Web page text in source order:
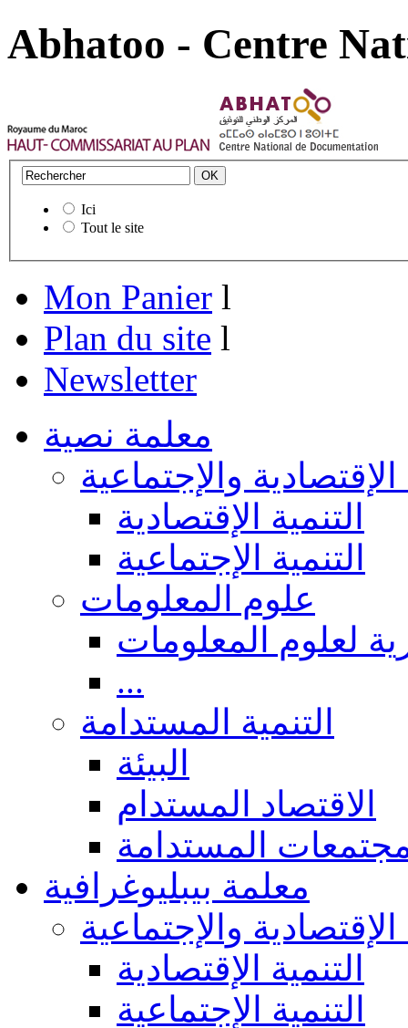
Abhatoo - Centre
Ici
Tout le site
Mon Panier l
Plan du site l
Newsletter
معلمة نصية
الإقتصادية والإجتماعية
التنمية الإقتصادية
التنمية الإجتماعية
علوم المعلومات
لعلوم المعلومات
...
التنمية المستدامة
البيئة
الاقتصاد المستدام
المستدامة
معلمة بيبليوغرافية
الإقتصادية والإجتماعية
التنمية الإقتصادية
التنمية الإجتماعية